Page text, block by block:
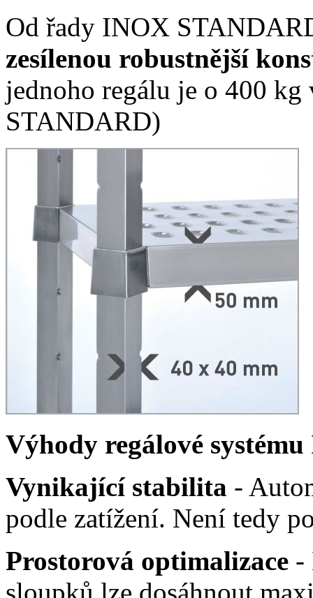
Od řady INOX
zesílenou robustnější
jednoho regálu je o 400 kg
STANDARD)
Výhody regálové
Vynikající stabilita -
podle zatížení. Není tedy
Prostorová optimalizace -
sloupků lze dosáhnout